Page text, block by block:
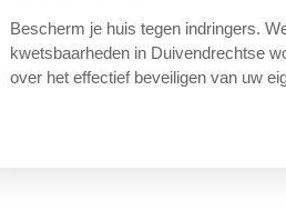
Bescherm je huis tegen indringers.
kwetsbaarheden in Duivendrechtse
over het effectief beveiligen van uw